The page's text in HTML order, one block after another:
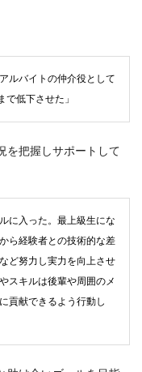
ルバイトの仲介役として
低下させた」
を把握しサポートして
に入った。最上級生にな
ら経験者との技術的な差
ど努力し実力を向上させ
スキルは後輩や周囲のメ
貢献できるよう行動し